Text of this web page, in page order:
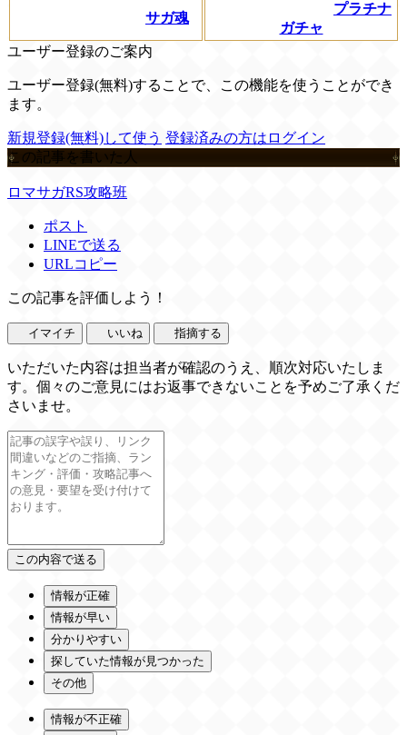
サガ魂
プラチナ
ガチャ
ユーザー登録のご案内
ユーザー登録(無料)することで、この機能を使うことができ
ます。
新規登録(無料)して使う 登録済みの方はログイン
この記事を書いた人
ロマサガRS攻略班
ポスト
LINEで送る
URLコピー
この記事を評価しよう！
イマイチ いいね 指摘する
いただいた内容は担当者が確認のうえ、順次対応いたしま
す。個々のご意見にはお返事できないことを予めご了承くだ
さいませ。
情報が正確
情報が早い
分かりやすい
探していた情報が見つかった
その他
情報が不正確